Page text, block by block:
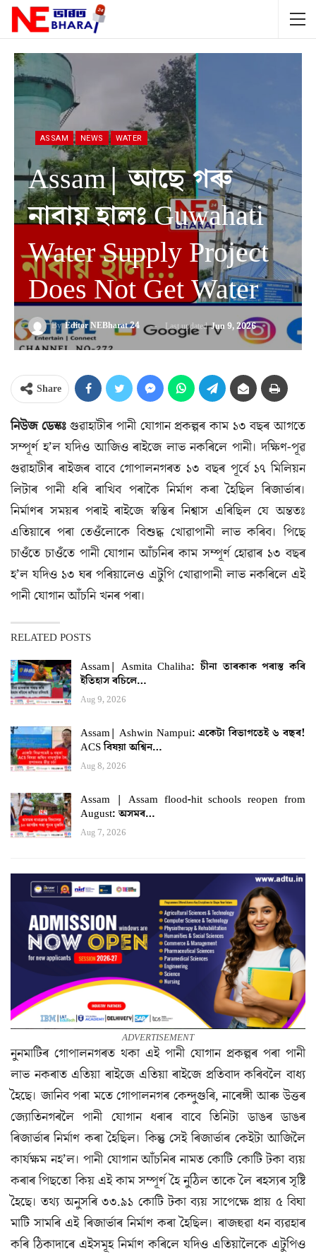
ASSAM NEWS WATER
Assam| আছে গৰু
নাবায় হালঃ Guwahati
Water Supply Project
Does Not Get Water
ByEditor NEBharat 24 Last updatedJun 9, 2026
Share
নিউজ ডেস্কঃগুৱাহাটীৰ পানী যোগান প্ৰকল্পৰ কাম ১৩ বছৰ আগতে
সম্পূৰ্ণ হ’ল যদিও আজিও ৰাইজে লাভ নকৰিলে পানী। দক্ষিণ-পূৱ
গুৱাহাটীৰ ৰাইজৰ বাবে গোপালনগৰত ১৩ বছৰ পূৰ্বে ১৭ মিলিয়ন
লিটাৰ পানী ধৰি ৰাখিব পৰাকৈ নিৰ্মাণ কৰা হৈছিল ৰিজাৰ্ভাৰ।
নিৰ্মাণৰ সময়ৰ পৰাই ৰাইজে স্বস্তিৰ নিশ্বাস এৰিছিল যে অন্ততঃ
এতিয়াৰে পৰা তেওঁলোকে বিশুদ্ধ খোৱাপানী লাভ কৰিব। পিছে
চাওঁতে চাওঁতে পানী যোগান আঁচনিৰ কাম সম্পূৰ্ণ হোৱাৰ ১৩ বছৰ
হ’ল যদিও ১৩ ঘৰ পৰিয়ালেও এটুপি খোৱাপানী লাভ নকৰিলে এই
পানী যোগান আঁচনি খনৰ পৰা।
RELATED POSTS
Assam| Asmita Chaliha: চীনা তাৰকাক পৰাস্ত কৰি
ইতিহাস ৰচিলে…
Aug 9, 2026
Assam| Ashwin Nampui: একেটা বিভাগতেই ৬ বছৰ!
ACS বিষয়া অশ্বিন…
Aug 8, 2026
Assam | Assam flood-hit schools reopen from
August: অসমৰ…
Aug 7, 2026
ADVERTISEMENT
নুনমাটিৰ গোপালনগৰত থকা এই পানী যোগান প্ৰকল্পৰ পৰা পানী
লাভ নকৰাত এতিয়া ৰাইজে এতিয়া ৰাইজে প্ৰতিবাদ কৰিবলৈ বাধ্য
হৈছে। জানিব পৰা মতে গোপালনগৰ কেন্দুগুৰি, নাৰেঙ্গী আৰু উত্তৰ
জ্যোতিনগৰলৈ পানী যোগান ধৰাৰ বাবে তিনিটা ডাঙৰ ডাঙৰ
ৰিজাৰ্ভাৰ নিৰ্মাণ কৰা হৈছিল। কিন্তু সেই ৰিজাৰ্ভাৰ কেইটা আজিলৈ
কাৰ্যক্ষম নহ’ল। পানী যোগান আঁচনিৰ নামত কোটি কোটি টকা ব্যয়
কৰাৰ পিছতো কিয় এই কাম সম্পূৰ্ণ হৈ নুঠিল তাকে লৈ ৰহস্যৰ সৃষ্টি
হৈছে। তথ্য অনুসৰি ৩৩.৯১ কোটি টকা ব্যয় সাপেক্ষে প্ৰায় ৫ বিঘা
মাটি সামৰি এই ৰিজাৰ্ভাৰ নিৰ্মাণ কৰা হৈছিল। ৰাজহুৱা ধন ব্যৱহাৰ
কৰি ঠিকাদাৰে এইসমূহ নিৰ্মাণ কৰিলে যদিও এতিয়ালৈকে এটুপিও